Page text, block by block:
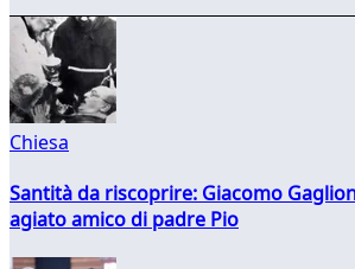
Chiesa
Santità da riscoprire: Giacomo
agiato amico di padre Pio